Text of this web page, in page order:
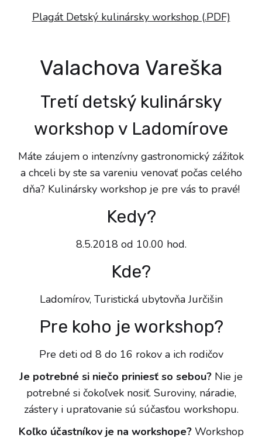
Plagát Detský kulinársky workshop (.PDF)
Valachova Vareška
Tretí detský kulinársky
workshop v Ladomírove
Máte záujem o intenzívny gastronomický zážitok
a chceli by ste sa vareniu venovať počas celého
dňa? Kulinársky workshop je pre vás to pravé!
Kedy?
8.5.2018 od 10.00 hod.
Kde?
Ladomírov, Turistická ubytovňa Jurčišin
Pre koho je workshop?
Pre deti od 8 do 16 rokov a ich rodičov
Je potrebné si niečo priniesť so sebou? Nie je
potrebné si čokoľvek nosiť. Suroviny, náradie,
zástery i upratovanie sú súčasťou workshopu.
Koľko účastníkov je na workshope?Workshop